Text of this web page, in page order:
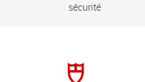
sécurité